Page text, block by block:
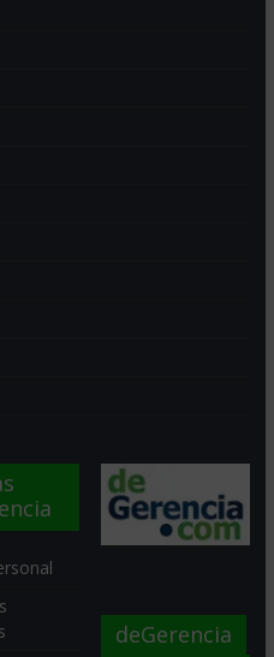
deGerencia